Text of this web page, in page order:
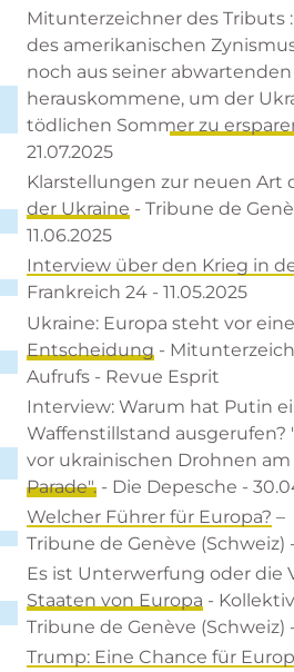
Mitunterzeichner des Tributs :
des amerikanischen
noch aus seiner
herauskommene, um der
tödlichen Sommer zu
21.07.2025
Klarstellungen zur neuen Art
der Ukraine - Tribune de
11.06.2025
Interview über den Krieg in
Frankreich 24 - 11.05.2025
Ukraine: Europa steht vor
Entscheidung -
Aufrufs - Revue Esprit
Interview: Warum hat Putin
Waffenstillstand ausgerufen?
vor ukrainischen Drohnen am
Parade". - Die Depesche -
Welcher Führer für Europa? –
Tribune de Genève (Schweiz)
Es ist Unterwerfung oder die
Staaten von Europa -
Tribune de Genève (Schweiz) -
Trump: Eine Chance für